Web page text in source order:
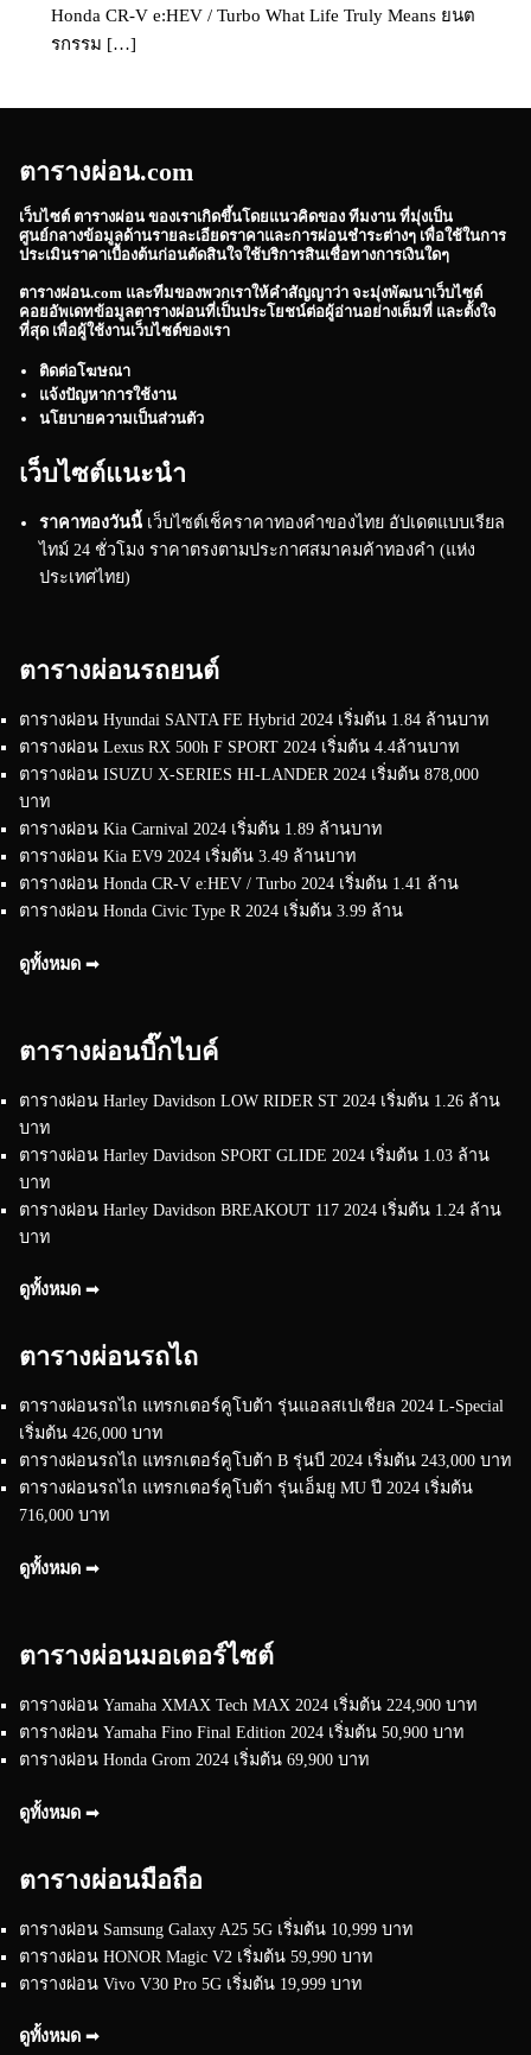
Honda CR-V e:HEV / Turbo What Life Truly Means ยนต
รกรรม […]
ตารางผ่อน.com
เว็บไซต์ ตารางผ่อน ของเราเกิดขึ้นโดยแนวคิดของ ทีมงาน ที่มุ่งเป็น
ศูนย์กลางข้อมูลด้านรายละเอียดราคาและการผ่อนชำระต่างๆ เพื่อใช้ในการ
ประเมินราคาเบื้องต้นก่อนตัดสินใจใช้บริการสินเชื่อทางการเงินใดๆ
ตารางผ่อน.com และทีมของพวกเราให้คำสัญญาว่า จะมุ่งพัฒนาเว็บไซต์
คอยอัพเดทข้อมูลตารางผ่อนที่เป็นประโยชน์ต่อผู้อ่านอย่างเต็มที่ และตั้งใจ
ที่สุด เพื่อผู้ใช้งานเว็บไซต์ของเรา
ติดต่อโฆษณา
แจ้งปัญหาการใช้งาน
นโยบายความเป็นส่วนตัว
เว็บไซต์แนะนำ
ราคาทองวันนี้ เว็บไซต์เช็คราคาทองคำของไทย อัปเดตแบบเรียล
ไทม์ 24 ชั่วโมง ราคาตรงตามประกาศสมาคมค้าทองคำ (แห่ง
ประเทศไทย)
ตารางผ่อนรถยนต์
ตารางผ่อน Hyundai SANTA FE Hybrid 2024 เริ่มต้น 1.84 ล้านบาท
ตารางผ่อน Lexus RX 500h F SPORT 2024 เริ่มต้น 4.4ล้านบาท
ตารางผ่อน ISUZU X-SERIES HI-LANDER 2024 เริ่มต้น 878,000
บาท
ตารางผ่อน Kia Carnival 2024 เริ่มต้น 1.89 ล้านบาท
ตารางผ่อน Kia EV9 2024 เริ่มต้น 3.49 ล้านบาท
ตารางผ่อน Honda CR-V e:HEV / Turbo 2024 เริ่มต้น 1.41 ล้าน
ตารางผ่อน Honda Civic Type R 2024 เริ่มต้น 3.99 ล้าน
ดูทั้งหมด ➟
ตารางผ่อนบิ๊กไบค์
ตารางผ่อน Harley Davidson LOW RIDER ST 2024 เริ่มต้น 1.26 ล้าน
บาท
ตารางผ่อน Harley Davidson SPORT GLIDE 2024 เริ่มต้น 1.03 ล้าน
บาท
ตารางผ่อน Harley Davidson BREAKOUT 117 2024 เริ่มต้น 1.24 ล้าน
บาท
ดูทั้งหมด ➟
ตารางผ่อนรถไถ
ตารางผ่อนรถไถ แทรกเตอร์คูโบต้า รุ่นแอลสเปเชียล 2024 L-Special
เริ่มต้น 426,000 บาท
ตารางผ่อนรถไถ แทรกเตอร์คูโบต้า B รุ่นบี 2024 เริ่มต้น 243,000 บาท
ตารางผ่อนรถไถ แทรกเตอร์คูโบต้า รุ่นเอ็มยู MU ปี 2024 เริ่มต้น
716,000 บาท
ดูทั้งหมด ➟
ตารางผ่อนมอเตอร์ไซต์
ตารางผ่อน Yamaha XMAX Tech MAX 2024 เริ่มต้น 224,900 บาท
ตารางผ่อน Yamaha Fino Final Edition 2024 เริ่มต้น 50,900 บาท
ตารางผ่อน Honda Grom 2024 เริ่มต้น 69,900 บาท
ดูทั้งหมด ➟
ตารางผ่อนมือถือ
ตารางผ่อน Samsung Galaxy A25 5G เริ่มต้น 10,999 บาท
ตารางผ่อน HONOR Magic V2 เริ่มต้น 59,990 บาท
ตารางผ่อน Vivo V30 Pro 5G เริ่มต้น 19,999 บาท
ดูทั้งหมด ➟